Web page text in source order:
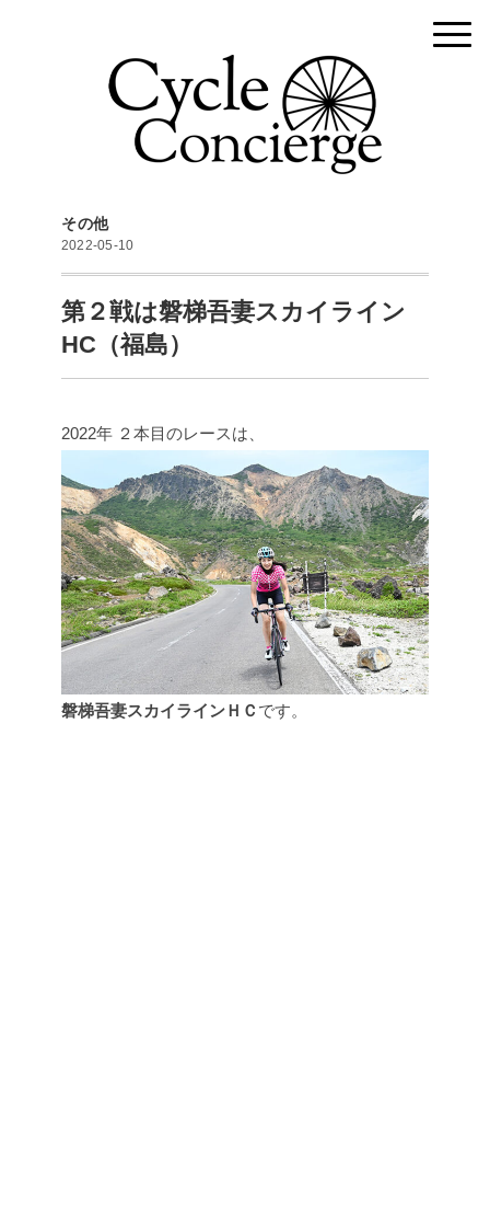
その他
2022-05-10
第２戦は磐梯吾妻スカイライン
HC（福島）
2022年 ２本目のレースは、
磐梯吾妻スカイラインＨＣ です。